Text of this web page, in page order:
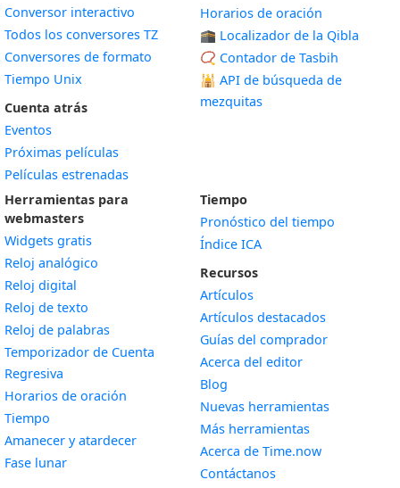
Conversor interactivo
Todos los conversores TZ
Conversores de formato
Tiempo Unix
Cuenta atrás
Eventos
Próximas películas
Películas estrenadas
Horarios de oración
🕋 Localizador de la Qibla
📿 Contador de Tasbih
🕌 API de búsqueda de
mezquitas
Herramientas para
webmasters
Widgets gratis
Reloj analógico
Reloj digital
Reloj de texto
Reloj de palabras
Temporizador de Cuenta
Regresiva
Horarios de oración
Tiempo
Amanecer y atardecerWidget
Fase lunarWidget
Tiempo
Pronóstico del tiempo
Índice ICA
Recursos
Artículos
Artículos destacados
Guías del comprador
Acerca del editor
Blog
Nuevas herramientas
Más herramientas
Acerca de Time.now
Contáctanos